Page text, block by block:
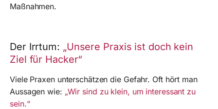
Maßnahmen.
Der Irrtum: „Unsere Praxis ist doch kein
Ziel für Hacker“
Viele Praxen unterschätzen die Gefahr. Oft hört man
Aussagen wie: „Wir sind zu klein, um interessant zu
sein.“